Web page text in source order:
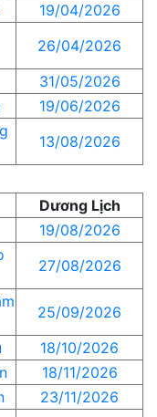
19/04/2026
26/04/2026
31/05/2026
19/06/2026
13/08/2026
Dương Lịch
19/08/2026
27/08/2026
25/09/2026
18/10/2026
18/11/2026
23/11/2026